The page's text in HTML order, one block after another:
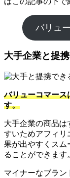
バリュ
大手企業と提
バリューコマース
す。
大手企業の商品
すいためアフィリ
果が出やすくスム
ることができます
マイナーなブラ